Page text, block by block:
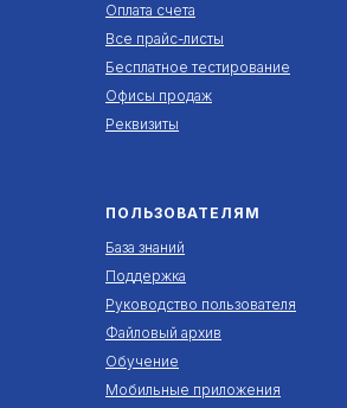
Оплата счета
Все прайс-листы
Бесплатное тестирование
Офисы продаж
Реквизиты
ПОЛЬЗОВАТЕЛЯМ
База знаний
Поддержка
Руководство пользователя
Файловый архив
Обучение
Мобильные приложения